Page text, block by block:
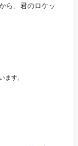
ら、君のロケッ
ます。